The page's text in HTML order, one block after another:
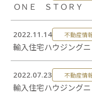
ＯＮＥ ＳＴＯＲＹ
2022.11.14 不動産情
輸入住宅ハウジング
2022.07.23 不動産情
輸入住宅ハウジング